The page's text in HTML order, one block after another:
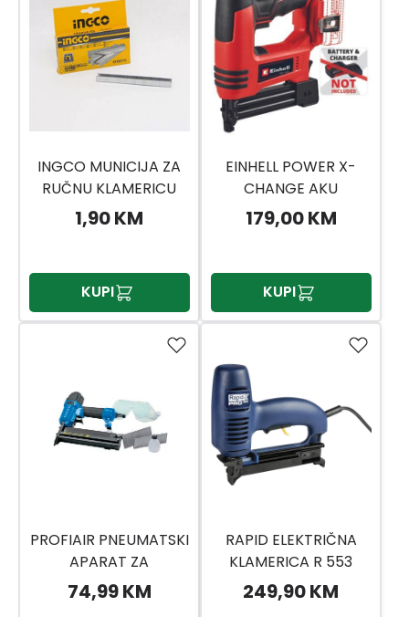
INGCO MUNICIJA ZA
RUČNU KLAMERICU
STS0212
1,90 KM
KUPI
EINHELL POWER X-
CHANGE AKU
KLAMERICA TE-CN 18
LI-SOLO
179,00 KM
KUPI
PROFIAIR PNEUMATSKI
APARAT ZA
ZAKUCAVANJE
KLAMERICA DKN5040
74,99 KM
RAPID ELEKTRIČNA
KLAMERICA R 553
530/8-20MM, 300/15-
20MM
249,90 KM